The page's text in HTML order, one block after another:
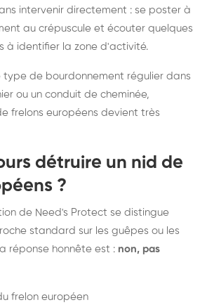
intervenir directement : se poster à
au crépuscule et écouter quelques
à identifier la zone d'activité.
type de bourdonnement régulier dans
ou un conduit de cheminée,
frelons européens devient très
détruire un nid de
?
de Need's Protect se distingue
standard sur les guêpes ou les
réponse honnête est : non, pas
frelon européen